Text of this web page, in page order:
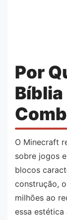
Por
Bíblia
O Minecraft
sobre jogos
blocos
construção,
milhões ao
essa